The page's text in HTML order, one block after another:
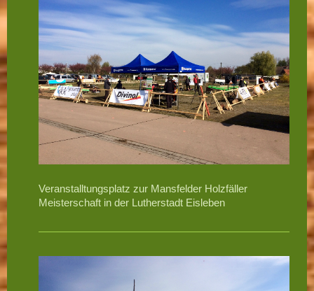
Veranstalltungsplatz zur Mansfelder Holzfäller
Meisterschaft in der Lutherstadt Eisleben